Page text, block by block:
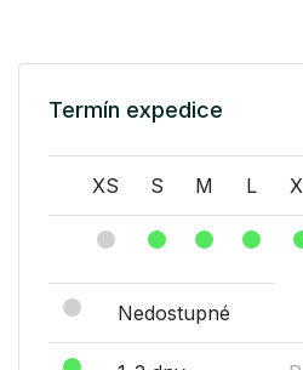
Termín expedice
XS S M L
Nedostupné